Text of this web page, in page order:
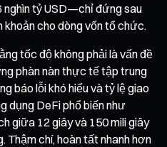
nghìn tỷ USD—chỉ đứng sau
cho dòng vốn tổ chức.
tốc độ không phải là vấn đề
phàn nàn thực tế tập trung
báo lỗi khó hiểu và tỷ lệ giao
dụng DeFi phổ biến như
giữa 12 giây và 150 mili giây
Thậm chí, hoàn tất nhanh hơn